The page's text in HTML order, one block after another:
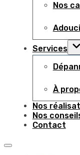
Nos
Services
À
Nos
Nos
Contact